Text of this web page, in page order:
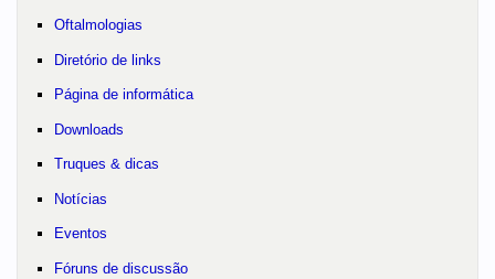
Oftalmologias
Diretório de links
Página de informática
Downloads
Truques & dicas
Notícias
Eventos
Fóruns de discussão